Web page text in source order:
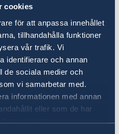
cookies
för att anpassa innehållet
tillhandahålla funktioner
vår trafik. Vi
identifierare och annan
de sociala medier och
vi samarbetar med.
informationen med annan
eller som de har
tjänster.
once again
Islamabad for
Ministry for